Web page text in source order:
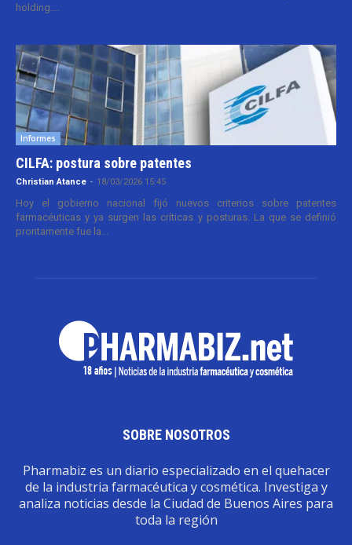
holding....
Informes
CILFA: postura sobre patentes
Christian Atance - 18/03/2026 15:45
Hoy el gobierno nacional fijó nuevos criterios sobre patentes
farmacéuticas y ya surgen las críticas y posturas. La que se definió
prontamente fue la...
SOBRE NOSOTROS
Pharmabiz es un diario especializado en el quehacer
de la industria farmacéutica y cosmética. Investiga y
analiza noticias desde la Ciudad de Buenos Aires para
toda la región